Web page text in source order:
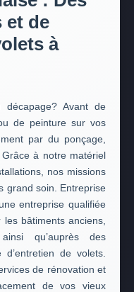
et de
à
Avant de
de peinture sur vos
par du ponçage,
à notre matériel
nos missions
grand soin. Entreprise
entreprise qualifiée
bâtiments anciens,
qu’auprès des
de volets.
de rénovation et
de vos vieux